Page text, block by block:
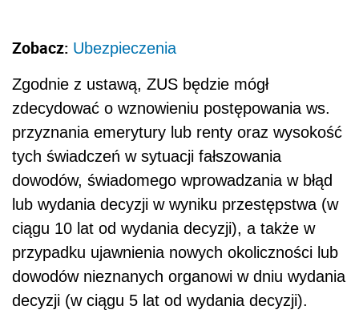
Zobacz: Ubezpieczenia
Zgodnie z ustawą, ZUS będzie mógł
zdecydować o wznowieniu postępowania ws.
przyznania emerytury lub renty oraz wysokość
tych świadczeń w sytuacji fałszowania
dowodów, świadomego wprowadzania w błąd
lub wydania decyzji w wyniku przestępstwa (w
ciągu 10 lat od wydania decyzji), a także w
przypadku ujawnienia nowych okoliczności lub
dowodów nieznanych organowi w dniu wydania
decyzji (w ciągu 5 lat od wydania decyzji).